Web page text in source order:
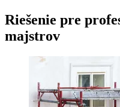
Riešenie pre
majstrov